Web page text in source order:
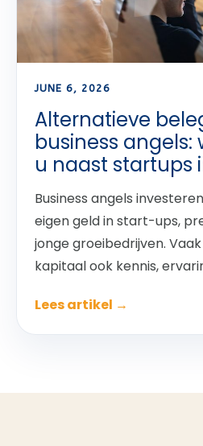
JUNE 6, 2026
Alternatieve
business angels:
u naast startups
Business angels
eigen geld in start-ups,
jonge groeibedrijven.
kapitaal ook kennis,
Lees artikel →